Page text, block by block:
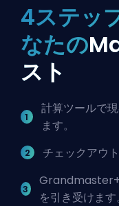
4ステッ
なたの
スト
計算ツールで
ます。
チェックアウ
Grandmaster+
を引き受けます。